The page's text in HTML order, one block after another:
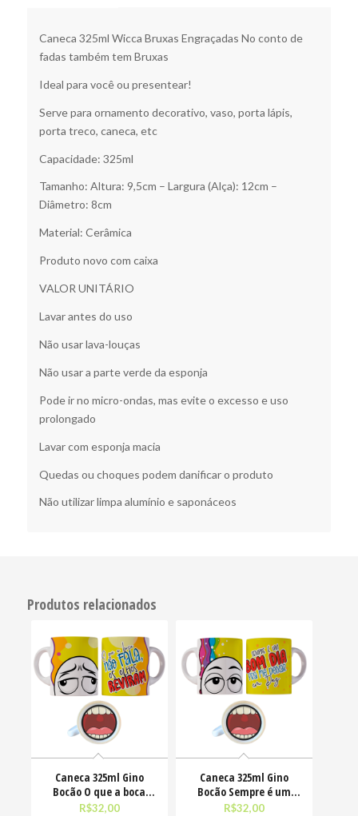
Caneca 325ml Wicca Bruxas Engraçadas No conto de
fadas também tem Bruxas
Ideal para você ou presentear!
Serve para ornamento decorativo, vaso, porta lápis,
porta treco, caneca, etc
Capacidade: 325ml
Tamanho: Altura: 9,5cm – Largura (Alça): 12cm –
Diâmetro: 8cm
Material: Cerâmica
Produto novo com caixa
VALOR UNITÁRIO
Lavar antes do uso
Não usar lava-louças
Não usar a parte verde da esponja
Pode ir no micro-ondas, mas evite o excesso e uso
prolongado
Lavar com esponja macia
Quedas ou choques podem danificar o produto
Não utilizar limpa alumínio e saponáceos
Produtos relacionados
Caneca 325ml Gino
Bocão O que a boca
não fala, os olhos
R$32,00
Caneca 325ml Gino
Bocão Sempre é um
bom dia pra me deixar
R$32,00